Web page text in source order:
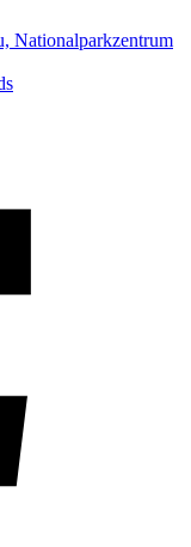
Nationalparkzentrum